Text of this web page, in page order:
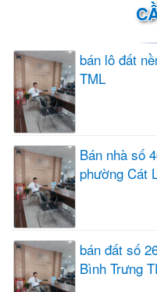
bán lô đất
TML
Bán nhà số
phường Cát
bán đất số
Bình Trưng